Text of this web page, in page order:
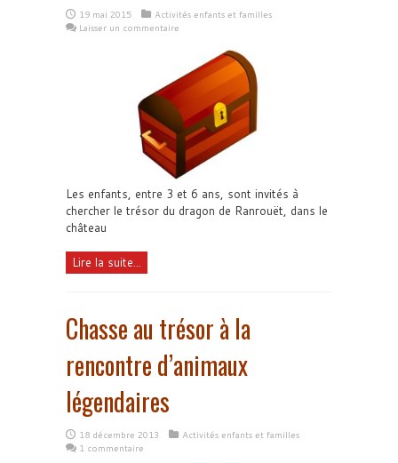
19 mai 2015
Activités enfants et familles
Laisser un commentaire
Les enfants, entre 3 et 6 ans, sont invités à
chercher le trésor du dragon de Ranrouët, dans le
château
Lire la suite...
Chasse au trésor à la
rencontre d’animaux
légendaires
18 décembre 2013
Activités enfants et familles
1 commentaire